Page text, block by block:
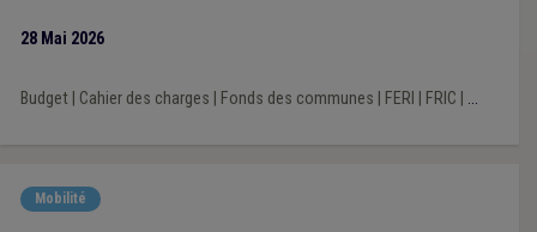
28 Mai 2026
Budget| Cahier des charges Fonds des communes FERI FRIC ...
Mobilité